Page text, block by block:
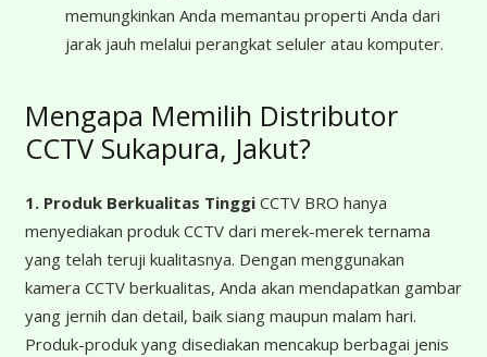
memungkinkan Anda memantau properti Anda dari
jarak jauh melalui perangkat seluler atau komputer.
Mengapa Memilih Distributor
CCTV Sukapura, Jakut?
1. Produk Berkualitas TinggiCCTV BRO hanya
menyediakan produk CCTV dari merek-merek ternama
yang telah teruji kualitasnya. Dengan menggunakan
kamera CCTV berkualitas, Anda akan mendapatkan gambar
yang jernih dan detail, baik siang maupun malam hari.
Produk-produk yang disediakan mencakup berbagai jenis